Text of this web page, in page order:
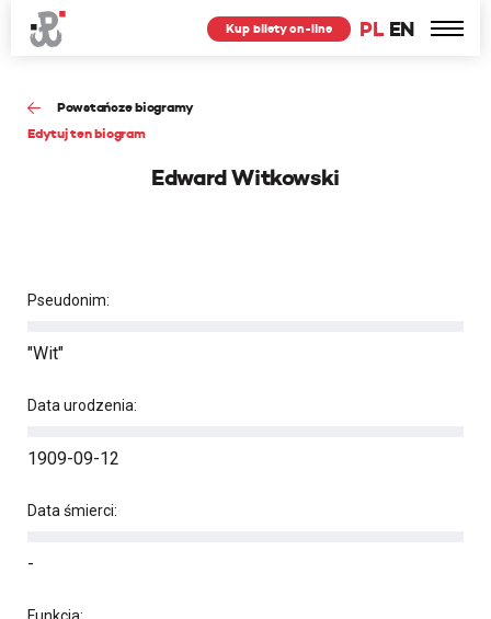
PL EN
Kup bilety on-line
Powstańcze biogramy
Edytuj ten biogram
Edward Witkowski
Pseudonim:
"Wit"
Data urodzenia:
1909-09-12
Data śmierci:
-